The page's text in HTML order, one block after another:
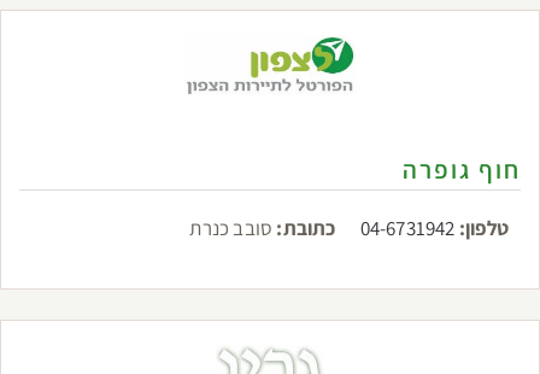
חוף גופרה
טלפון: 04-6731942 כתובת: סובב כנרת